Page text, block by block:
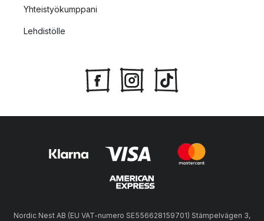
Yhteistyökumppani
Lehdistölle
Nordic Nest AB (EU VAT-numero SE556628159701) Stämpelvägen 3,